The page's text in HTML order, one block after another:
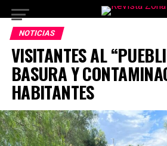
NOTICIAS
VISITANTES AL
BASURA Y
HABITANTES